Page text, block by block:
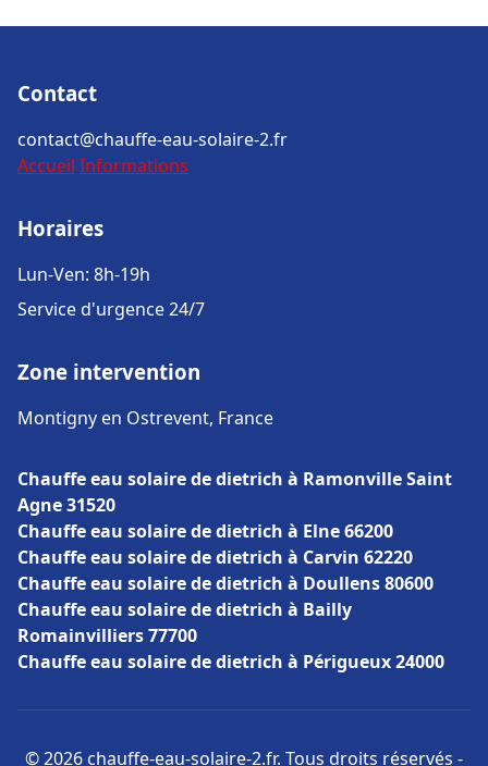
Contact
contact@chauffe-eau-solaire-2.fr
Accueil Informations
Horaires
Lun-Ven: 8h-19h
Service d'urgence 24/7
Zone intervention
Montigny en Ostrevent, France
Chauffe eau solaire de dietrich à Ramonville Saint
Agne 31520
Chauffe eau solaire de dietrich à Elne 66200
Chauffe eau solaire de dietrich à Carvin 62220
Chauffe eau solaire de dietrich à Doullens 80600
Chauffe eau solaire de dietrich à Bailly
Romainvilliers 77700
Chauffe eau solaire de dietrich à Périgueux 24000
© 2026 chauffe-eau-solaire-2.fr. Tous droits réservés -